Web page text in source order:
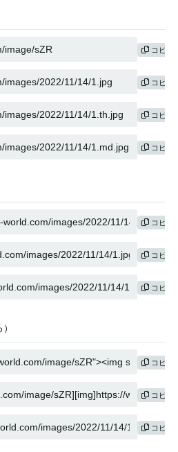
コピー
コピー
コピー
コピー
コピー
コピー
コピー
コピー
コピー
コピー